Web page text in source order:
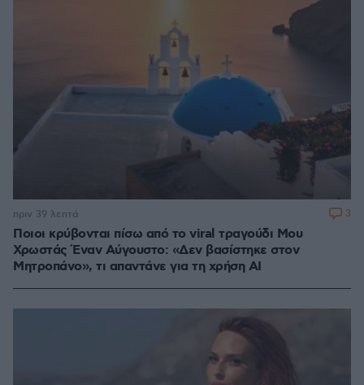
Ποιοι κρύβονται πίσω από το viral τραγούδι Μου
Χρωστάς Έναν Αύγουστο: «Δεν βασίστηκε στον
Μητροπάνο», τι απαντάνε για τη χρήση AI
πριν 39 λεπτά 3